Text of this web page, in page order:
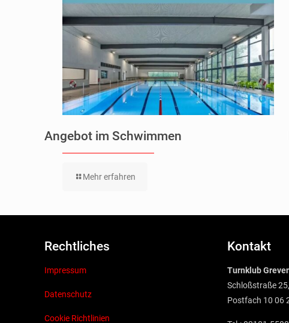
Angebot im Schwimmen
Mehr erfahren
Rechtliches
Impressum
Datenschutz
Cookie Richtlinien
Kontakt
Turnklub
Schloßstraße
Postfach 10 06